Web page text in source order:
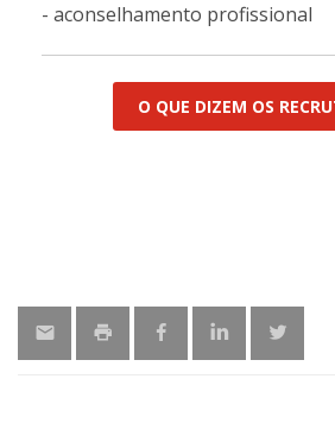
- aconselhamento profissional
O QUE DIZEM OS